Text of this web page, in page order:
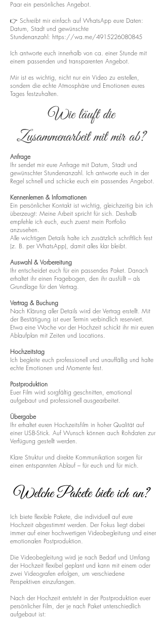
Paar ein persönliches Angebot.
👉 Schreibt mir einfach auf WhatsApp eure Daten:
Datum, Stadt und gewünschte
Stundenanzahl: https://wa.me/4915226080845
Ich antworte euch innerhalb von ca. einer Stunde mit
einem passenden und transparenten Angebot.
Mir ist es wichtig, nicht nur ein Video zu erstellen,
sondern die echte Atmosphäre und Emotionen eures
Tages festzuhalten.
Wie läuft die
Zusammenarbeit mit mir ab?
Anfrage
Ihr sendet mir eure Anfrage mit Datum, Stadt und
gewünschter Stundenanzahl. Ich antworte euch in der
Regel schnell und schicke euch ein passendes Angebot.
Kennenlernen & Informationen
Ein persönlicher Kontakt ist wichtig, gleichzeitig bin ich
überzeugt: Meine Arbeit spricht für sich. Deshalb
empfehle ich euch, euch zuerst mein Portfolio
anzusehen.
Alle wichtigen Details halte ich zusätzlich schriftlich fest
(z. B. per WhatsApp), damit alles klar bleibt.
Auswahl & Vorbereitung
Ihr entscheidet euch für ein passendes Paket. Danach
erhaltet ihr einen Fragebogen, den ihr ausfüllt – als
Grundlage für den Vertrag.
Vertrag & Buchung
Nach Klärung aller Details wird der Vertrag erstellt. Mit
der Bestätigung ist euer Termin verbindlich reserviert.
Etwa eine Woche vor der Hochzeit schickt ihr mir euren
Ablaufplan mit Zeiten und Locations.
Hochzeitstag
Ich begleite euch professionell und unauffällig und halte
echte Emotionen und Momente fest.
Postproduktion
Euer Film wird sorgfältig geschnitten, emotional
aufgebaut und professionell ausgearbeitet.
Übergabe
Ihr erhaltet euren Hochzeitsfilm in hoher Qualität auf
einer USB-Stick. Auf Wunsch können auch Rohdaten zur
Verfügung gestellt werden.
Klare Struktur und direkte Kommunikation sorgen für
einen entspannten Ablauf – für euch und für mich.
Welche Pakete biete ich an?
Ich biete flexible Pakete, die individuell auf eure
Hochzeit abgestimmt werden. Der Fokus liegt dabei
immer auf einer hochwertigen Videobegleitung und einer
emotionalen Postproduktion.
Die Videobegleitung wird je nach Bedarf und Umfang
der Hochzeit flexibel geplant und kann mit einem oder
zwei Videografen erfolgen, um verschiedene
Perspektiven einzufangen.
Nach der Hochzeit entsteht in der Postproduktion euer
persönlicher Film, der je nach Paket unterschiedlich
aufgebaut ist: